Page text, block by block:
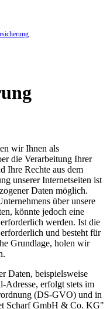
wir Ihnen als
die Verarbeitung Ihrer
Ihre Rechte aus dem
unserer Internetseiten ist
Daten möglich.
über unsere
könnte jedoch eine
werden. Ist die
und besteht für
Grundlage, holen wir
Daten, beispielsweise
Adresse, erfolgt stets im
(DS-GVO) und in
Scharf GmbH & Co. KG"